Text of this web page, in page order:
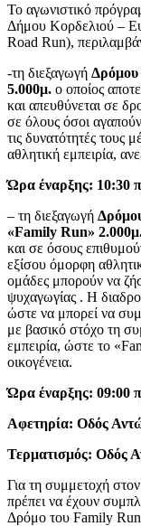
Το αγωνιστικό
Δήμου Κορδελιού –
Road Run),
-τη διεξαγωγή Δρόμου
5.000μ. ο οποίος
και απευθύνεται σε
σε όλους όσοι
τις δυνατότητές τους
αθλητική εμπειρία,
Ώρα έναρξης: 10:30
– τη διεξαγωγή
«Family Run»
και σε όσους
εξίσου όμορφη
ομάδες μπορούν να
ψυχαγωγίας . Η
ώστε να μπορεί να
με βασικό στόχο τη
εμπειρία, ώστε το
οικογένεια.
Ώρα έναρξης: 09:00
Αφετηρία: Οδός
Τερματισμός: Οδός
Για τη συμμετοχή
πρέπει να έχουν
Δρόμο του Family Run